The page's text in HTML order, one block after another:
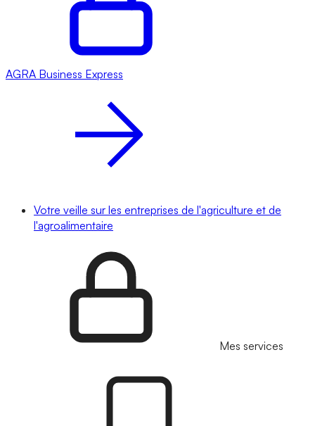
AGRA Business Express
Votre veille sur les entreprises de l'agriculture et de
l'agroalimentaire
Mes services